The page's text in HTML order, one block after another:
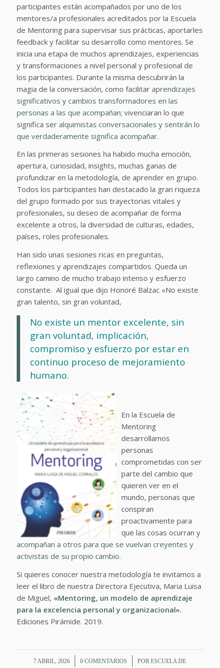
participantes están acompañados por uno de los
mentores/a profesionales acreditados por la Escuela
de Mentoring para supervisar sus prácticas, aportarles
feedback y facilitar su desarrollo como mentores. Se
inicia una etapa de muchos aprendizajes, experiencias
y transformaciones a nivel personal y profesional de
los participantes. Durante la misma descubrirán la
magia de la conversación, como facilitar aprendizajes
significativos y cambios transformadores en las
personas a las que acompañan; vivenciaran lo que
significa ser alquimistas conversacionales y sentirán lo
que verdaderamente significa acompañar.
En las primeras sesiones ha habido mucha emoción,
apertura, curiosidad, insights, muchas ganas de
profundizar en la metodología, de aprender en grupo.
Todos los participantes han destacado la gran riqueza
del grupo formado por sus trayectorias vitales y
profesionales, su deseo de acompañar de forma
excelente a otros, la diversidad de culturas, edades,
países, roles profesionales.
Han sido unas sesiones ricas en preguntas,
reflexiones y aprendizajes compartidos. Queda un
largo camino de mucho trabajo intenso y esfuerzo
constante. Al igual que dijo Honoré Balzac «No existe
gran talento, sin gran voluntad,
No existe un mentor excelente, sin
gran voluntad, implicación,
compromiso y esfuerzo por estar en
continuo proceso de mejoramiento
humano.
En la Escuela de
Mentoring
desarrollamos
personas
comprometidas con ser
parte del cambio que
quieren ver en el
mundo, personas que
conspiran
proactivamente para
que las cosas ocurran y
acompañan a otros para que se vuelvan creyentes y
activistas de su propio cambio.
Si quieres conocer nuestra metodología te invitamos a
leer el libro de nuestra Directora Ejecutiva, Maria Luisa
de Miguel, «Mentoring, un modelo de aprendizaje
para la excelencia personal y organizacional».
Ediciones Pirámide. 2019.
7 ABRIL, 2026
/ 0 COMENTARIOS
/ PORESCUELA DE